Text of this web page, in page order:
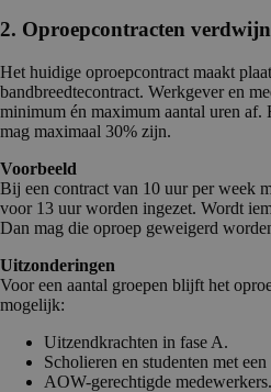
2. Oproepcontracten
Het huidige oproepcontract maakt
bandbreedtecontract. Werkgever en
minimum én maximum aantal uren af.
mag maximaal 30% zijn.
Voorbeeld
Bij een contract van 10 uur per week
voor 13 uur worden ingezet. Wordt
Dan mag die oproep geweigerd
Uitzonderingen
Voor een aantal groepen blijft het
mogelijk:
Uitzendkrachten in fase A.
Scholieren en studenten met
AOW-gerechtigde medewerkers.